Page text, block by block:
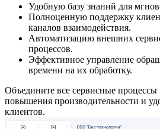
Удобную базу знаний для
Полноценную поддержку
каналов взаимодействия.
Автоматизацию внешних
процессов.
Эффективное управление
времени на их обработку.
Объедините все сервисные
повышения производительности и
клиентов.